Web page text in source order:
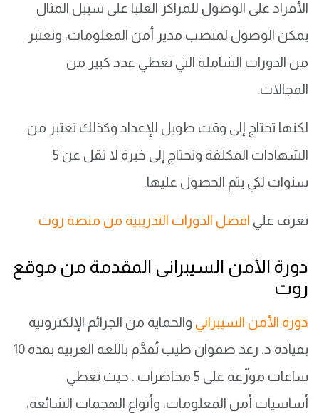
الأفراد على الوصول للمراكز العليا على سبيل المثال
يمكن الوصول لمنصب مدير أمن المعلومات، وتعتبر
من الدورات الشاملة التي تغطي عدد كبير من
المجالات.
لكنها تحتاج إلى وقت طويل للإعداد وكذلك تعتبر من
الشهادات المكلفة وتحتاج إلى خبرة لا تقل عن 5
سنوات لكي يتم الحصول عليها.
تعرف علي افضل الدورات التدريبية من منصة روت
دورة الأمن السيبرانى المقدمة من موقع
روت
دورة الأمن السيبراني والحماية من الجرائم الإلكترونية
بقيادة د. رعد صفوان طيب تُقدَّم باللغة العربية بمدة 10
ساعات موزّعة على 5 محاضرات . حيث تغطي
أساسيات أمن المعلومات، وأنواع الهجمات الشائعة،